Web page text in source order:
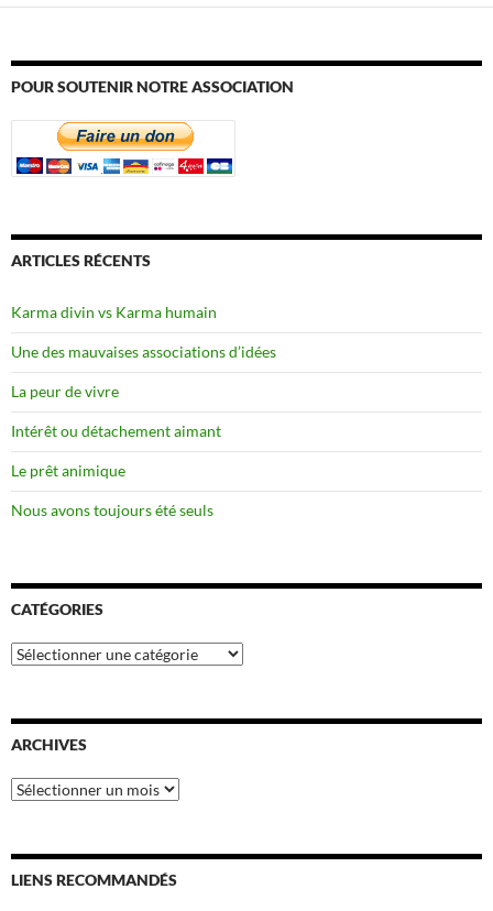
POUR SOUTENIR NOTRE ASSOCIATION
ARTICLES RÉCENTS
Karma divin vs Karma humain
Une des mauvaises associations d’idées
La peur de vivre
Intérêt ou détachement aimant
Le prêt animique
Nous avons toujours été seuls
CATÉGORIES
Catégories
ARCHIVES
Archives
LIENS RECOMMANDÉS